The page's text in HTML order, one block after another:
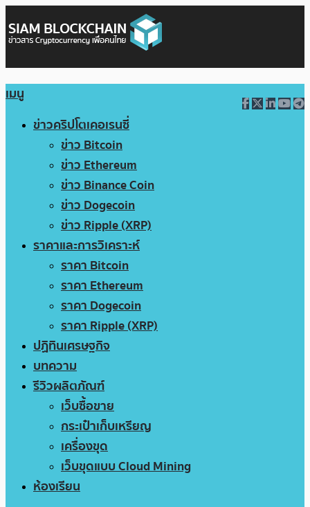
เมนู
ข่าวคริปโตเคอเรนซี่
ข่าว Bitcoin
ข่าว Ethereum
ข่าว Binance Coin
ข่าว Dogecoin
ข่าว Ripple (XRP)
ราคาและการวิเคราะห์
ราคา Bitcoin
ราคา Ethereum
ราคา Dogecoin
ราคา Ripple (XRP)
ปฏิทินเศรษฐกิจ
บทความ
รีวิวผลิตภัณฑ์
เว็บซื้อขาย
กระเป๋าเก็บเหรียญ
เครื่องขุด
เว็บขุดแบบ Cloud Mining
ห้องเรียน